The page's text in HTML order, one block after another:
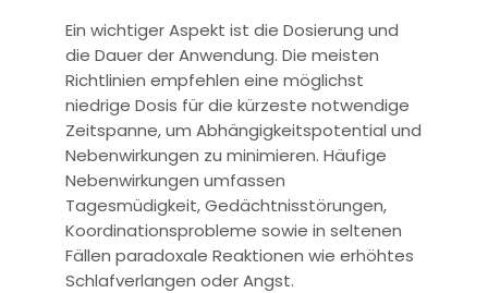
Ein wichtiger Aspekt ist die Dosierung und
die Dauer der Anwendung. Die meisten
Richtlinien empfehlen eine möglichst
niedrige Dosis für die kürzeste notwendige
Zeitspanne, um Abhängigkeitspotential und
Nebenwirkungen zu minimieren. Häufige
Nebenwirkungen umfassen
Tagesmüdigkeit, Gedächtnisstörungen,
Koordinationsprobleme sowie in seltenen
Fällen paradoxale Reaktionen wie erhöhtes
Schlafverlangen oder Angst.